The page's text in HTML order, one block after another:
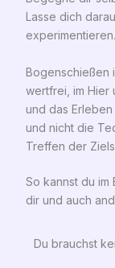
Lasse dich
experimentieren.
Bogenschießen
wertfrei, im Hier
und das
und nicht die
Treffen der
So kannst du im
dir und auch
Du brauchst